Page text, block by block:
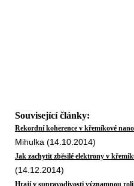
Související články:
Rekordní koherence v křemíkové
Mihulka (14.10.2014)
Jak zachytit zběsilé elektrony v
(14.12.2014)
Hrají v supravodivosti významnou roli